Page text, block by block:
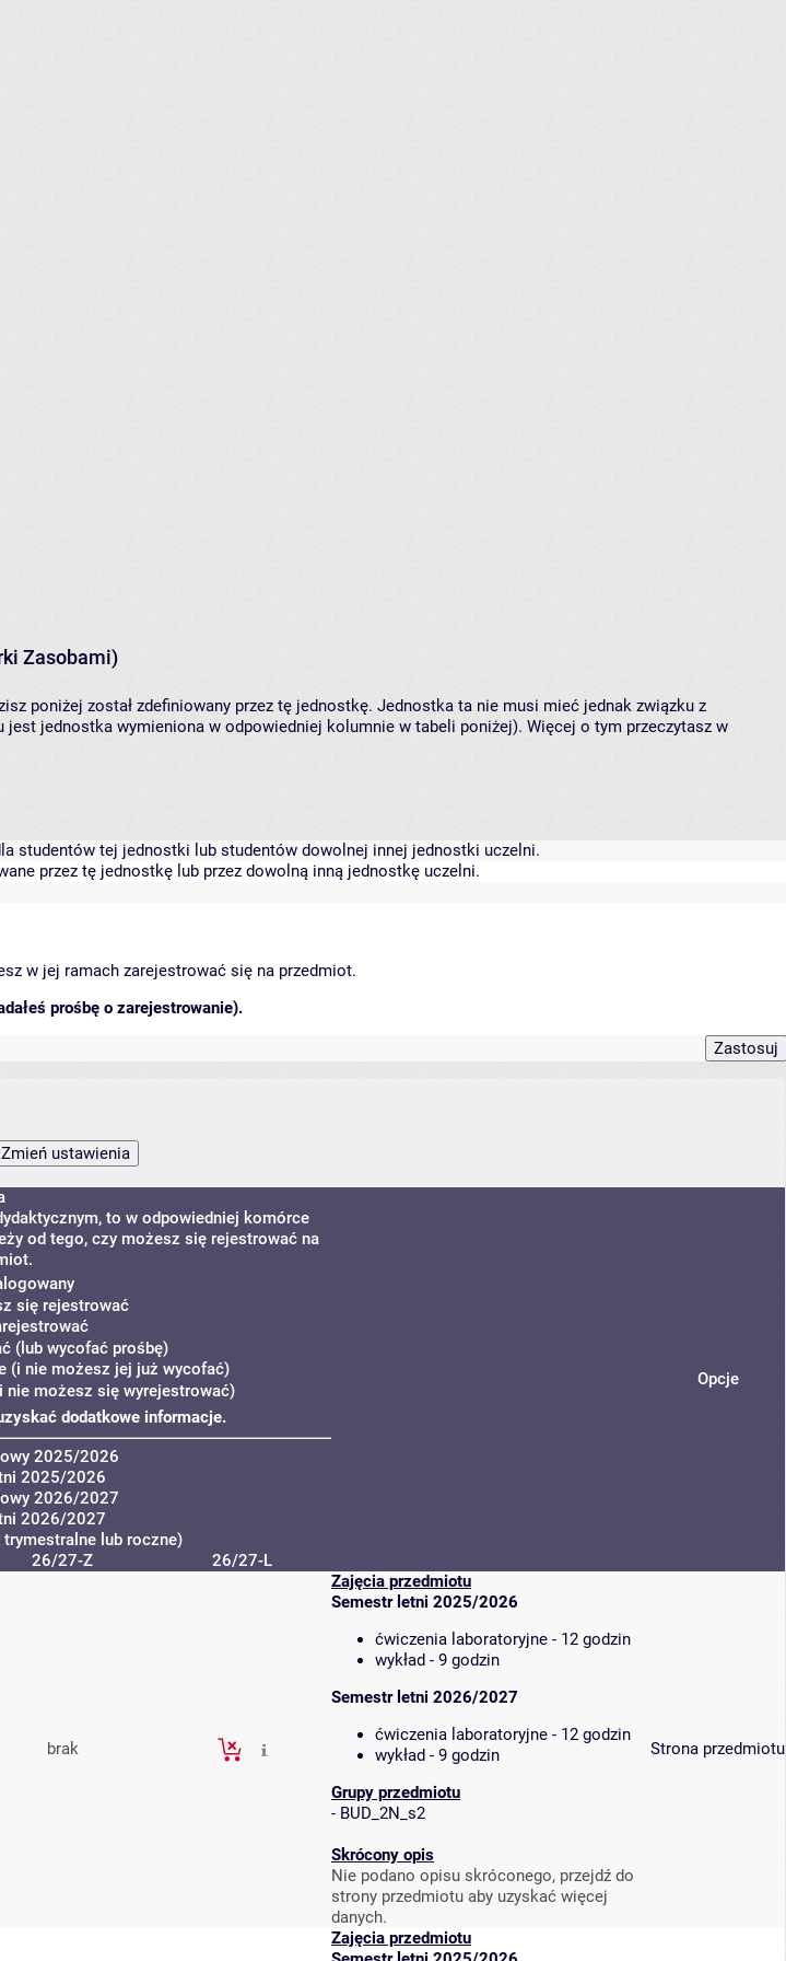
Zasobami)
poniżej został zdefiniowany przez tę jednostkę. Jednostka ta nie musi mieć jednak związku z
jednostka wymieniona w odpowiedniej kolumnie w tabeli poniżej). Więcej o tym przeczytasz w
studentów tej jednostki lub studentów dowolnej innej jednostki uczelni.
przez tę jednostkę lub przez dowolną inną jednostkę uczelni.
w jej ramach zarejestrować się na przedmiot.
prośbę o zarejestrowanie).
to w odpowiedniej komórce
od tego, czy możesz się rejestrować na
się rejestrować
(lub wycofać prośbę)
(i nie możesz jej już wycofać)
możesz się wyrejestrować)
dodatkowe informacje.
2025/2026
2025/2026
2026/2027
2026/2027
lub roczne)
Opcje
26/27-Z 26/27-L
brak
Zajęcia przedmiotu
Semestr letni 2025/2026
ćwiczenia laboratoryjne - 12 godzin
wykład - 9 godzin
Semestr letni 2026/2027
ćwiczenia laboratoryjne - 12 godzin
wykład - 9 godzin
Grupy przedmiotu
- BUD_2N_s2
Skrócony opis
Nie podano opisu skróconego, przejdź do
strony przedmiotu aby uzyskać więcej
danych.
Strona przedmiotu
Zajęcia przedmiotu